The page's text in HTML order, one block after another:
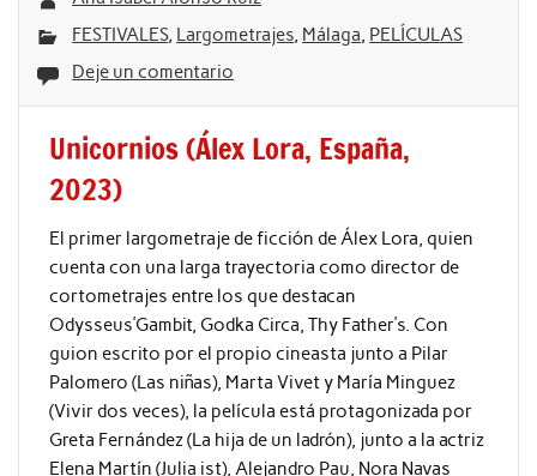
FESTIVALES, Largometrajes, Málaga, PELÍCULAS
Deje un comentario
Unicornios (Álex Lora, España,
2023)
El primer largometraje de ficción de Álex Lora, quien
cuenta con una larga trayectoria como director de
cortometrajes entre los que destacan
Odysseus’Gambit, Godka Circa, Thy Father’s. Con
guion escrito por el propio cineasta junto a Pilar
Palomero (Las niñas), Marta Vivet y María Minguez
(Vivir dos veces), la película está protagonizada por
Greta Fernández (La hija de un ladrón), junto a la actriz
Elena Martín (Julia ist), Alejandro Pau, Nora Navas